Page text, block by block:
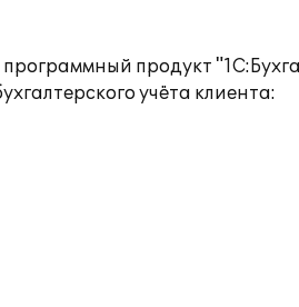
продукт
учёта клиента: